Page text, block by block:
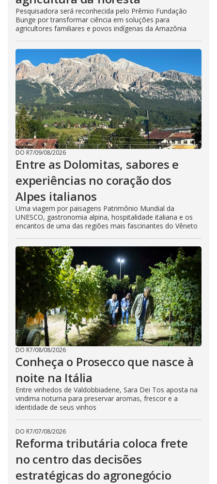
Pesquisadora será reconhecida pelo Prêmio Fundação
Bunge por transformar ciência em soluções para
agricultores familiares e povos indígenas da Amazônia
DO R7/09/08/2026
Entre as Dolomitas, sabores e
experiências no coração dos
Alpes italianos
Uma viagem por paisagens Patrimônio Mundial da
UNESCO, gastronomia alpina, hospitalidade italiana e os
encantos de uma das regiões mais fascinantes do Vêneto
DO R7/08/08/2026
Conheça o Prosecco que nasce à
noite na Itália
Entre vinhedos de Valdobbiadene, Sara Dei Tos aposta na
vindima noturna para preservar aromas, frescor e a
identidade de seus vinhos
DO R7/07/08/2026
Reforma tributária coloca frete
no centro das decisões
estratégicas do agronegócio